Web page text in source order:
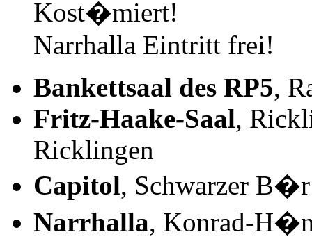
Kost�miert!
Narrhalla Eintritt frei!
Bankettsaal des RP5,
Fritz-Haake-Saal,
Ricklingen
Capitol, Schwarzer
Narrhalla, Konrad-